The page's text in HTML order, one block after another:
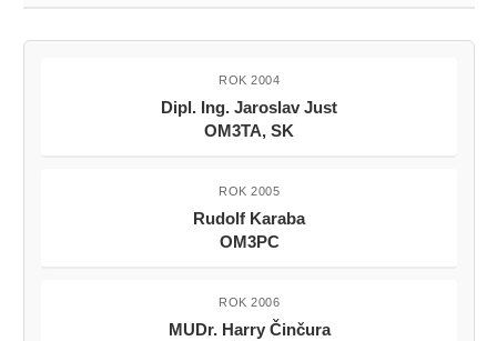
ROK 2004
Dipl. Ing. Jaroslav Just
OM3TA, SK
ROK 2005
Rudolf Karaba
OM3PC
ROK 2006
MUDr. Harry Činčura